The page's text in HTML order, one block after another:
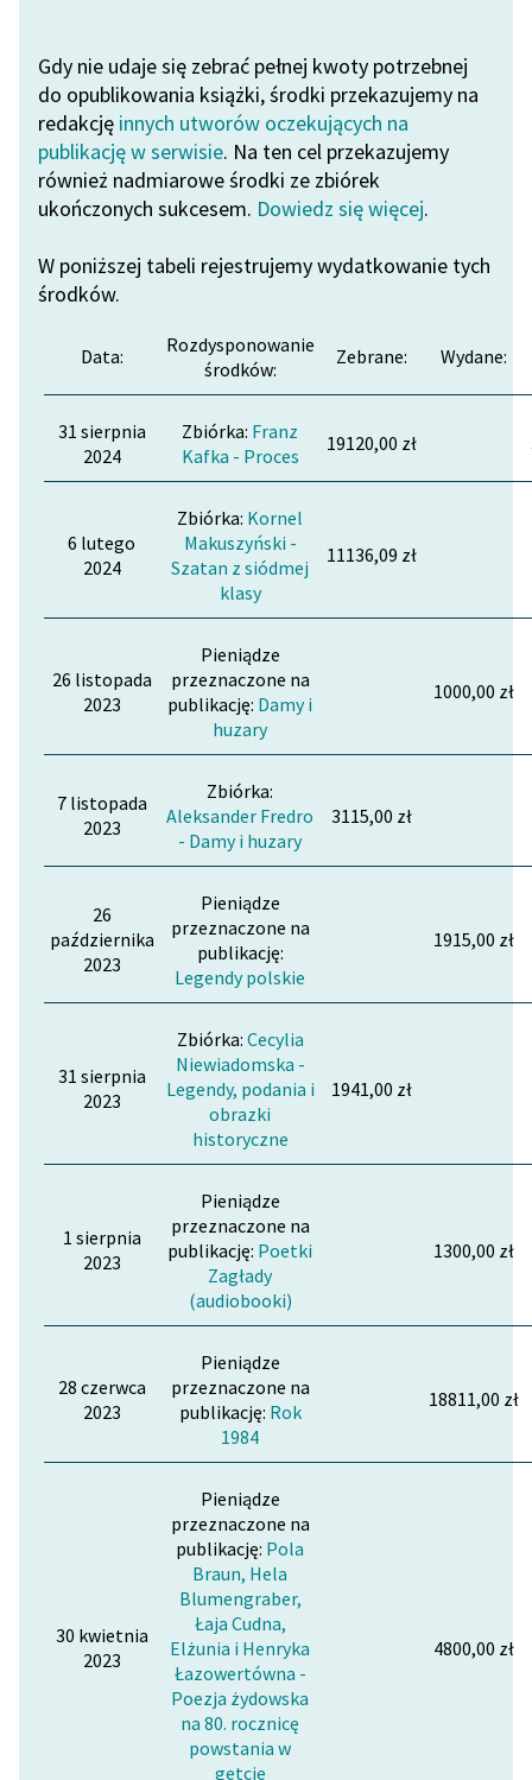
Podkasty o książkach
Aktualności
„Prokurator Alicja Horn”
do słuchania
Lab
Zapraszamy na spotkanie
online z tłumaczkami
literatury skandynawskiej
Tunkiel w Oslo
102. lata temu zmarł
Lektury szkolne i klasyka
literatury do słuchania dla
uczennic i uczniów z
szkolnych i literatury do
słuchania dla uczennic i
uczniów z
niepełnosprawnościami
Feministyczne inspiracje.
Popularyzacja
skandynawskiej literatury
Ręce pełne poezji
twórców przechodzących
Starego Testamentu
Szkoła Poezji Wolnych
Narzędzia
Mapa Wolnych Lektur
Leśmianator
czytających
Widget Wolnych Lektur
Przypisy
Katalog
Kontakt
Zasady wykorzystania
Wolnych Lektur
Gdy nie udaje się zebrać pełnej kwoty potrzebnej
do opublikowania książki, środki przekazujemy na
redakcję innych utworów oczekujących na
publikację w serwisie. Na ten cel przekazujemy
również nadmiarowe środki ze zbiórek
ukończonych sukcesem. Dowiedz się więcej.
W poniższej tabeli rejestrujemy wydatkowanie tych
środków.
Data:
Rozdysponowanie
środków:
Zebrane: Wydane:
31 sierpnia
2024
Zbiórka: Franz
Kafka - Proces
19120,00 zł
6 lutego
2024
Zbiórka: Kornel
Makuszyński -
Szatan z siódmej
klasy
11136,09 zł
26 listopada
2023
Pieniądze
przeznaczone na
publikację: Damy i
huzary
1000,00 zł
7 listopada
2023
Zbiórka:
Aleksander Fredro
- Damy i huzary
3115,00 zł
26
października
2023
Pieniądze
przeznaczone na
publikację:
Legendy polskie
1915,00 zł
31 sierpnia
2023
Zbiórka: Cecylia
Niewiadomska -
Legendy, podania i
obrazki
historyczne
1941,00 zł
1 sierpnia
2023
Pieniądze
przeznaczone na
publikację: Poetki
Zagłady
(audiobooki)
1300,00 zł
28 czerwca
2023
Pieniądze
przeznaczone na
publikację: Rok
1984
18811,00 zł
30 kwietnia
2023
Pieniądze
przeznaczone na
publikację: Pola
Braun, Hela
Blumengraber,
Łaja Cudna,
Elżunia i Henryka
Łazowertówna -
Poezja żydowska
na 80. rocznicę
powstania w
getcie
4800,00 zł